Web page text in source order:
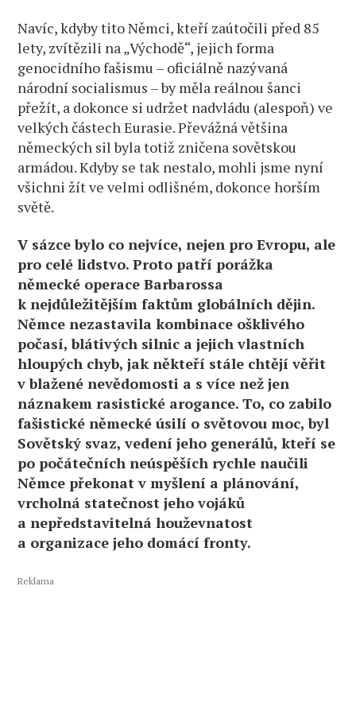
Navíc, kdyby tito Němci, kteří zaútočili před 85
lety, zvítězili na „Východě“, jejich forma
genocidního fašismu – oficiálně nazývaná
národní socialismus – by měla reálnou šanci
přežít, a dokonce si udržet nadvládu (alespoň) ve
velkých částech Eurasie. Převážná většina
německých sil byla totiž zničena sovětskou
armádou. Kdyby se tak nestalo, mohli jsme nyní
všichni žít ve velmi odlišném, dokonce horším
světě.
V sázce bylo co nejvíce, nejen pro Evropu, ale
pro celé lidstvo. Proto patří porážka
německé operace Barbarossa
k nejdůležitějším faktům globálních dějin.
Němce nezastavila kombinace ošklivého
počasí, blátivých silnic a jejich vlastních
hloupých chyb, jak někteří stále chtějí věřit
v blažené nevědomosti a s více než jen
náznakem rasistické arogance. To, co zabilo
fašistické německé úsilí o světovou moc, byl
Sovětský svaz, vedení jeho generálů, kteří se
po počátečních neúspěších rychle naučili
Němce překonat v myšlení a plánování,
vrcholná statečnost jeho vojáků
a nepředstavitelná houževnatost
a organizace jeho domácí fronty.
Reklama